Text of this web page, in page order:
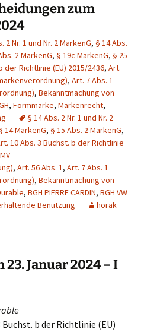
zum
2 Nr. 1 und Nr. 2 MarkenG, § 14 Abs.
2 MarkenG, § 19c MarkenG, § 25
der Richtlinie (EU) 2015/2436, Art.
, Art. 7 Abs. 1
, Bekanntmachung von
, Formmarke, Markenrecht,
§ 14 Abs. 2 Nr. 1 und Nr. 2
14 MarkenG, § 15 Abs. 2 MarkenG,
10 Abs. 3 Buchst. b der Richtlinie
, Art. 56 Abs. 1, Art. 7 Abs. 1
, Bekanntmachung von
, BGH PIERRE CARDIN, BGH VW
Benutzung
horak
23. Januar 2024 – I
Buchst. b der Richtlinie (EU)